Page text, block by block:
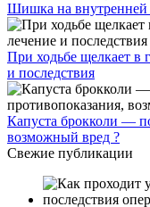
Шишка на внутренней
При ходьбе щелкает в
и последствия
Капуста брокколи —
возможный вред ?
Свежие публикации